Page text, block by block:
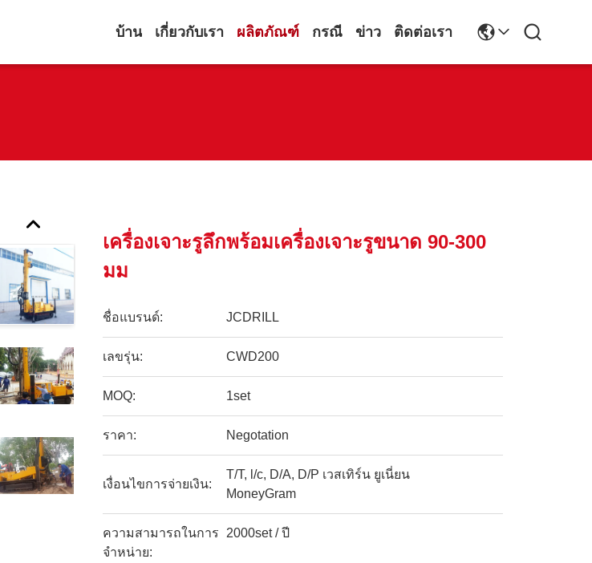
บ้าน เกี่ยวกับเรา ผลิตภัณฑ์ กรณี ข่าว ติดต่อเรา
เครื่องเจาะรูลึกพร้อมเครื่องเจาะรูขนาด 90-300
มม
ชื่อแบรนด์: JCDRILL
เลขรุ่น: CWD200
MOQ: 1set
ราคา: Negotation
เงื่อนไขการจ่ายเงิน:
T/T, l/c, D/A, D/P เวสเทิร์น ยูเนี่ยน
MoneyGram
ความสามารถในการ
จําหน่าย:
2000set / ปี